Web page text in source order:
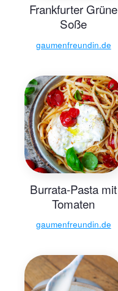
Frankfurter Grüne
Soße
gaumenfreundin.de
Burrata-Pasta mit
Tomaten
gaumenfreundin.de